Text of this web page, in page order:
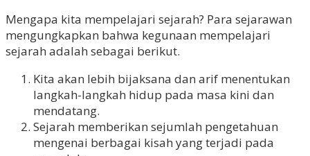
Mengapa kita mempelajari sejarah? Para sejarawan
mengungkapkan bahwa kegunaan mempelajari
sejarah adalah sebagai berikut.
Kita akan lebih bijaksana dan arif menentukan
langkah-langkah hidup pada masa kini dan
mendatang.
Sejarah memberikan sejumlah pengetahuan
mengenai berbagai kisah yang terjadi pada